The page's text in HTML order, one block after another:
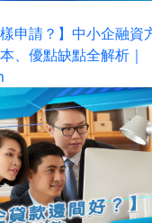
申請？】中小企融資
、優點缺點全解析｜